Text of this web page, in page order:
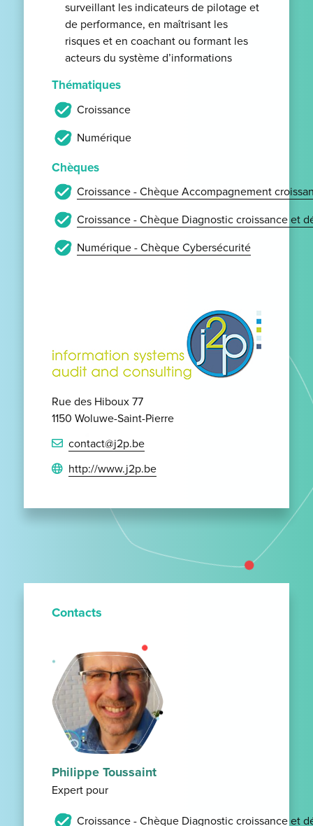
surveillant les indicateurs de pilotage et
de performance, en maîtrisant les
risques et en coachant ou formant les
acteurs du système d’informations
Thématiques
Croissance
Numérique
Chèques
Croissance - Chèque Accompagnement
Croissance - Chèque Diagnostic croissance et
Numérique - Chèque Cybersécurité
Rue des Hiboux 77
1150 Woluwe-Saint-Pierre
contact@j2p.be
http://www.j2p.be
Contacts
Philippe Toussaint
Expert pour
Croissance - Chèque Diagnostic croissance et